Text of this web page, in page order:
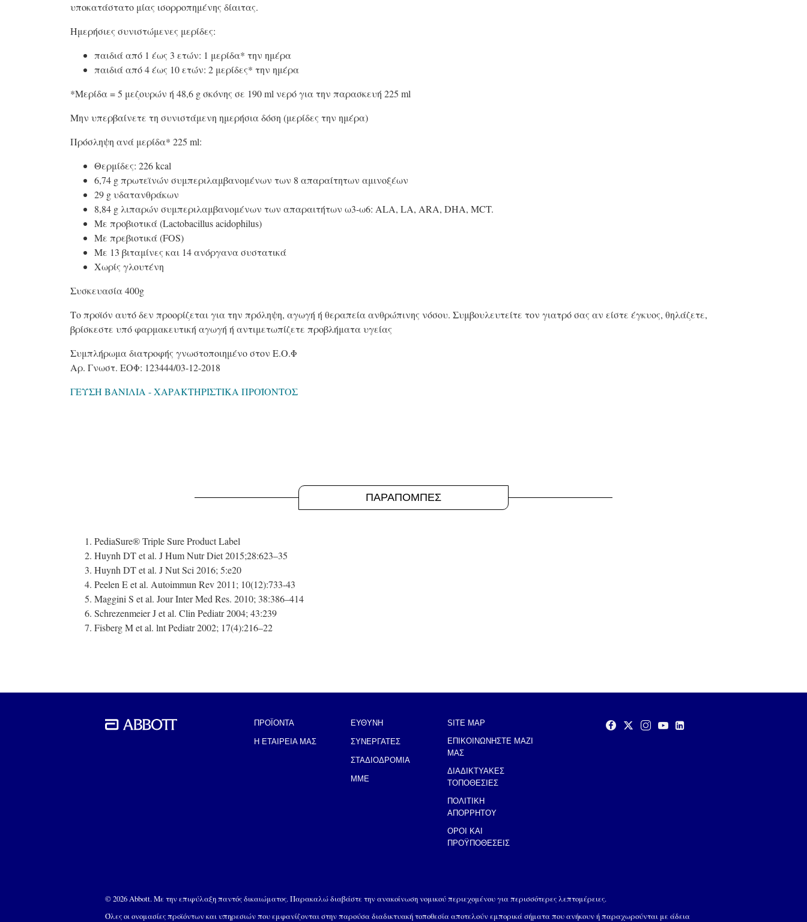
υποκατάστατο μίας ισορροπημένης δίαιτας.
Ημερήσιες συνιστώμενες μερίδες:
παιδιά από 1 έως 3 ετών: 1 μερίδα* την ημέρα
παιδιά από 4 έως 10 ετών: 2 μερίδες* την ημέρα
*Μερίδα = 5 μεζουρών ή 48,6 g σκόνης σε 190 ml νερό για την παρασκευή 225 ml
Μην υπερβαίνετε τη συνιστάμενη ημερήσια δόση (μερίδες την ημέρα)
Πρόσληψη ανά μερίδα* 225 ml:
Θερμίδες: 226 kcal
6,74 g πρωτεϊνών συμπεριλαμβανομένων των 8 απαραίτητων αμινοξέων
29 g υδατανθράκων
8,84 g λιπαρών συμπεριλαμβανομένων των απαραιτήτων ω3-ω6: ALA, LA, ARA, DHA, MCT.
Με προβιοτικά (Lactobacillus acidophilus)
Με πρεβιοτικά (FOS)
Με 13 βιταμίνες και 14 ανόργανα συστατικά
Χωρίς γλουτένη
Συσκευασία 400g
Το προϊόν αυτό δεν προορίζεται για την πρόληψη, αγωγή ή θεραπεία ανθρώπινης νόσου. Συμβουλευτείτε τον γιατρό σας αν είστε έγκυος, θηλάζετε,
βρίσκεστε υπό φαρμακευτική αγωγή ή αντιμετωπίζετε προβλήματα υγείας
Συμπλήρωμα διατροφής γνωστοποιημένο στον Ε.Ο.Φ
Αρ. Γνωστ. ΕΟΦ: 123444/03-12-2018
ΓΕΥΣΗ ΒΑΝΙΛΙΑ - ΧΑΡΑΚΤΗΡΙΣΤΙΚΑ ΠΡΟΪΟΝΤΟΣ
ΠΑΡΑΠΟΜΠΕΣ
PediaSure® Triple Sure Product Label
Huynh DT et al. J Hum Nutr Diet 2015;28:623–35
Huynh DT et al. J Nut Sci 2016; 5:e20
Peelen E et al. Autoimmun Rev 2011; 10(12):733-43
Maggini S et al. Jour Inter Med Res. 2010; 38:386–414
Schrezenmeier J et al. Clin Pediatr 2004; 43:239
Fisberg M et al. lnt Pediatr 2002; 17(4):216–22
ΠΡΟΪΟΝΤΑ
Η ΕΤΑΙΡΕΙΑ ΜΑΣ
ΕΥΘΥΝΗ
ΣΥΝΕΡΓΑΤΕΣ
ΣΤΑΔΙΟΔΡΟΜΙΑ
MME
SITE MAP
ΕΠΙΚΟΙΝΩΝΗΣΤΕ ΜΑΖΙ
ΜΑΣ
ΔΙΑΔΙΚΤΥΑΚΕΣ
ΤΟΠΟΘΕΣΙΕΣ
ΠΟΛΙΤΙΚΗ
ΑΠΟΡΡΗΤΟΥ
ΟΡΟΙ ΚΑΙ
ΠΡΟΫΠΟΘΕΣΕΙΣ
© 2026 Abbott. Με την επιφύλαξη παντός δικαιώματος. Παρακαλώ διαβάστε την ανακοίνωση νομικού περιεχομένου για περισσότερες λεπτομέρειες.
Όλες οι ονομασίες προϊόντων και υπηρεσιών που εμφανίζονται στην παρούσα διαδικτυακή τοποθεσία αποτελούν εμπορικά σήματα που ανήκουν ή παραχωρούνται με άδεια